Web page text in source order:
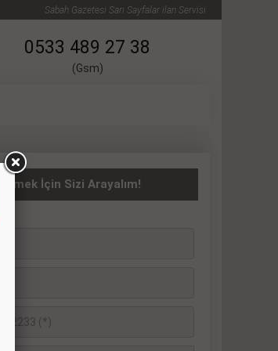
Sabah Gazetesi Sarı Sayfalar ilan Servisi
0533 489 27 38
(Gsm)
İçin Sizi Arayalım!